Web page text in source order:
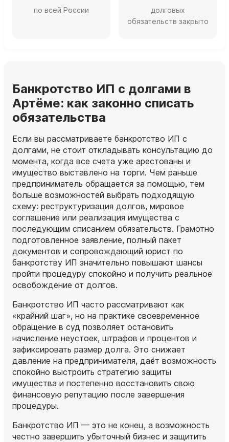
по всей России
долговых
обязательств закрыто
Банкротство ИП с долгами в
Артёме: как законно списать
обязательства
Если вы рассматриваете банкротство ИП с
долгами, не стоит откладывать консультацию до
момента, когда все счета уже арестованы и
имущество выставлено на торги. Чем раньше
предприниматель обращается за помощью, тем
больше возможностей выбрать подходящую
схему: реструктуризация долгов, мировое
соглашение или реализация имущества с
последующим списанием обязательств. Грамотно
подготовленное заявление, полный пакет
документов и сопровождающий юрист по
банкротству ИП значительно повышают шансы
пройти процедуру спокойно и получить реальное
освобождение от долгов.
Банкротство ИП часто рассматривают как
«крайний шаг», но на практике своевременное
обращение в суд позволяет остановить
начисление неустоек, штрафов и процентов и
зафиксировать размер долга. Это снижает
давление на предпринимателя, даёт возможность
спокойно выстроить стратегию защиты
имущества и постепенно восстановить свою
финансовую репутацию после завершения
процедуры.
Банкротство ИП — это не конец, а возможность
честно завершить убыточный бизнес и защитить